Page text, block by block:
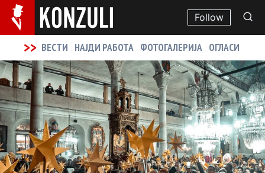
Follow
>> ВЕСТИ НАЈДИ РАБОТА ФОТОГАЛЕРИЈА ОГЛАСИ